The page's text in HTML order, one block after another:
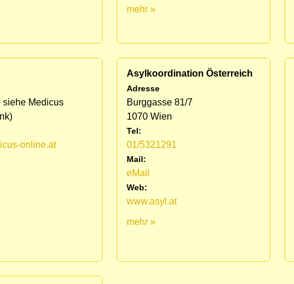
mehr »
siehe Medicus
online.at
Asylkoordination Österreich
Adresse
Burggasse 81/7
1070 Wien
Tel:
01/5321291
Mail:
eMail
Web:
www.asyl.at
mehr »